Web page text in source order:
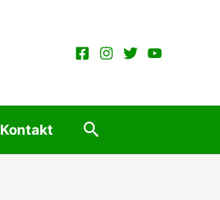
Kontakt Suchen